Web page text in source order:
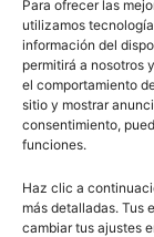
Para ofrecer las
utilizamos
información del
permitirá a nosotros
el comportamiento
sitio y mostrar
consentimiento,
funciones.
Haz clic a
más detalladas. Tus
cambiar tus ajustes
información aquí
Básico
Ciencias